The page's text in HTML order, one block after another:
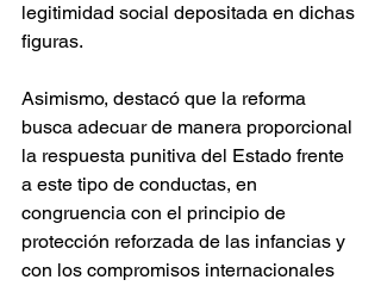
legitimidad social depositada en dichas
figuras.
Asimismo, destacó que la reforma
busca adecuar de manera proporcional
la respuesta punitiva del Estado frente
a este tipo de conductas, en
congruencia con el principio de
protección reforzada de las infancias y
con los compromisos internacionales